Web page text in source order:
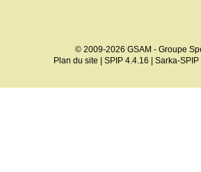
© 2009-2026 GSAM - Groupe
Plan du site | SPIP 4.4.16 | Sarka-SPIP